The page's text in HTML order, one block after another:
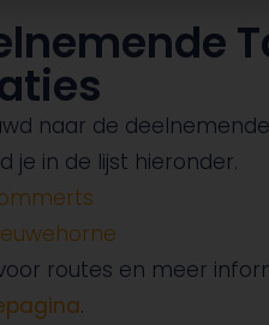
naar de
je in de lijst hieronder.
routes en meer
.